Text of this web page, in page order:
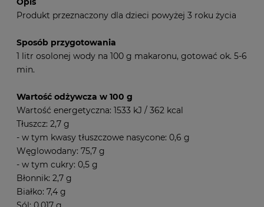
Produkt przeznaczony dla dzieci powyżej 3 roku życia
Sposób przygotowania
1 litr osolonej wody na 100 g makaronu, gotować ok. 5-6
min.
Wartość odżywcza w 100 g
Wartość energetyczna: 1533 kJ / 362 kcal
Tłuszcz: 2,7 g
- w tym kwasy tłuszczowe nasycone: 0,6 g
Węglowodany: 75,7 g
- w tym cukry: 0,5 g
Błonnik: 2,7 g
Białko: 7,4 g